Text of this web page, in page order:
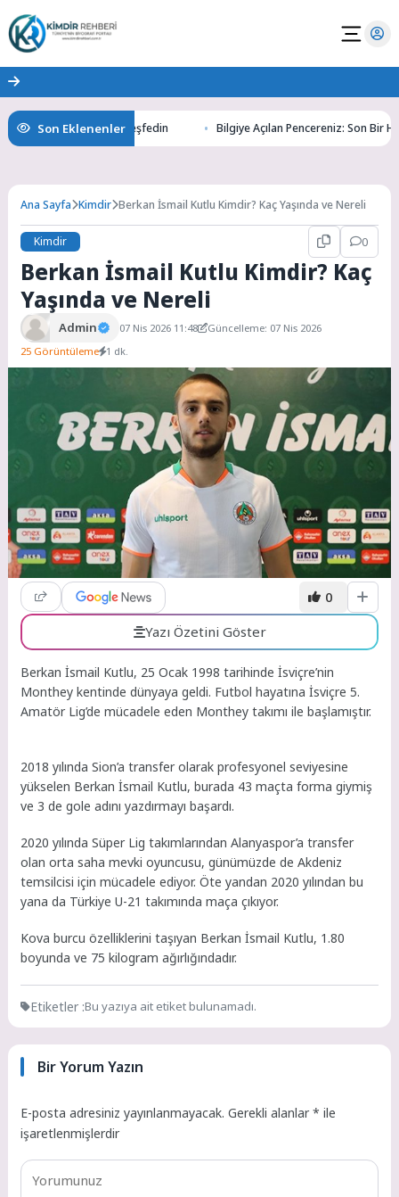
Son Eklenenler
Gizemlerini Keşfedin Bilgiye Açılan Pencereniz: Son Bir
Ana Sayfa Kimdir Berkan İsmail Kutlu Kimdir? Kaç Yaşında ve Nereli
Kimdir 0
Berkan İsmail Kutlu Kimdir? Kaç
Yaşında ve Nereli
Admin 07 Nis 2026 11:48
Güncelleme: 07 Nis 2026
25 Görüntüleme 1 dk.
0
Yazı Özetini Göster
Berkan İsmail Kutlu, 25 Ocak 1998 tarihinde İsviçre’nin
Monthey kentinde dünyaya geldi. Futbol hayatına İsviçre 5.
Amatör Lig’de mücadele eden Monthey takımı ile başlamıştır.
2018 yılında Sion’a transfer olarak profesyonel seviyesine
yükselen Berkan İsmail Kutlu, burada 43 maçta forma giymiş
ve 3 de gole adını yazdırmayı başardı.
2020 yılında Süper Lig takımlarından Alanyaspor’a transfer
olan orta saha mevki oyuncusu, günümüzde de Akdeniz
temsilcisi için mücadele ediyor. Öte yandan 2020 yılından bu
yana da Türkiye U-21 takımında maça çıkıyor.
Kova burcu özelliklerini taşıyan Berkan İsmail Kutlu, 1.80
boyunda ve 75 kilogram ağırlığındadır.
Etiketler :Bu yazıya ait etiket bulunamadı.
Bir Yorum Yazın
E-posta adresiniz yayınlanmayacak. Gerekli alanlar* ile
işaretlenmişlerdir